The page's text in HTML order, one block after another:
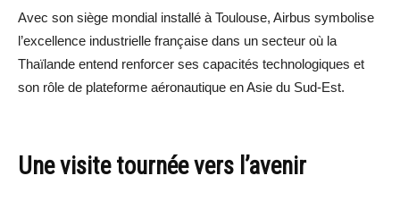
Avec son siège mondial installé à Toulouse, Airbus symbolise
l’excellence industrielle française dans un secteur où la
Thaïlande entend renforcer ses capacités technologiques et
son rôle de plateforme aéronautique en Asie du Sud-Est.
Une visite tournée vers l’avenir